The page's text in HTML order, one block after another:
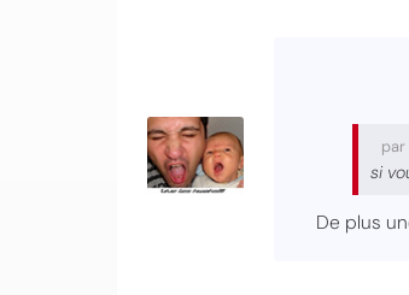
par
si
De plus